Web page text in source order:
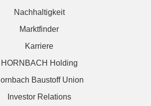
Nachhaltigkeit
Marktfinder
Karriere
HORNBACH Holding
Baustoff Union
Investor Relations